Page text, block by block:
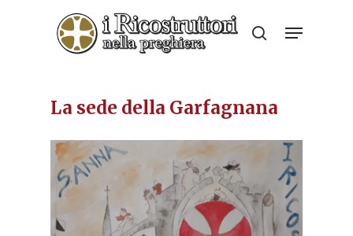
search
Menu
La sede della Garfagnana